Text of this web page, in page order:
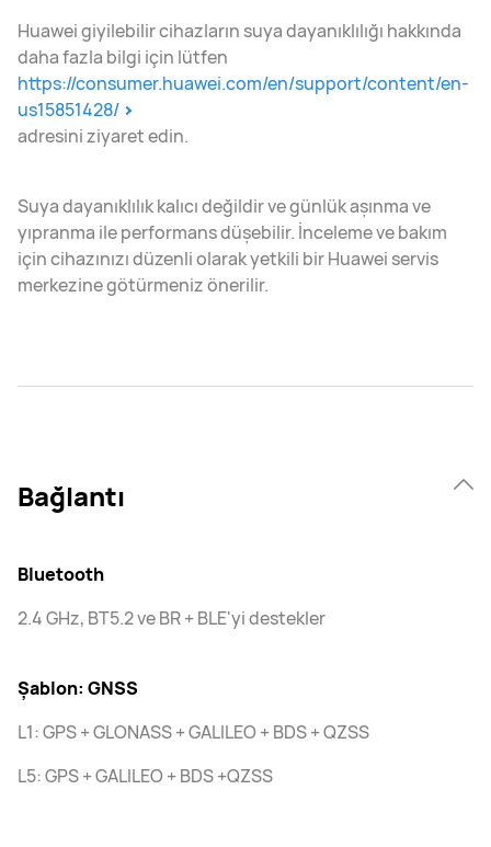
Huawei giyilebilir cihazların suya dayanıklılığı hakkında
daha fazla bilgi için lütfen
https://consumer.huawei.com/en/support/content/en-
us15851428/
adresini ziyaret edin.
Suya dayanıklılık kalıcı değildir ve günlük aşınma ve
yıpranma ile performans düşebilir. İnceleme ve bakım
için cihazınızı düzenli olarak yetkili bir Huawei servis
merkezine götürmeniz önerilir.
Bağlantı
Bluetooth
2.4 GHz, BT5.2 ve BR + BLE'yi destekler
Şablon: GNSS
L1: GPS + GLONASS + GALILEO + BDS + QZSS
L5: GPS + GALILEO + BDS +QZSS